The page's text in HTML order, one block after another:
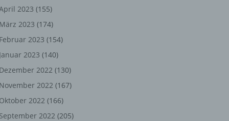
2023 (155)
März 2023 (174)
Februar 2023 (154)
Januar 2023 (140)
Dezember 2022 (130)
November 2022 (167)
Oktober 2022 (166)
September 2022 (205)